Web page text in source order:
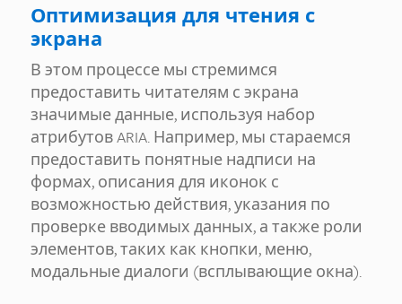
Оптимизация для чтения с
экрана
В этом процессе мы стремимся
предоставить читателям с экрана
значимые данные, используя набор
атрибутов ARIA. Например, мы стараемся
предоставить понятные надписи на
формах, описания для иконок с
возможностью действия, указания по
проверке вводимых данных, а также роли
элементов, таких как кнопки, меню,
модальные диалоги (всплывающие окна).